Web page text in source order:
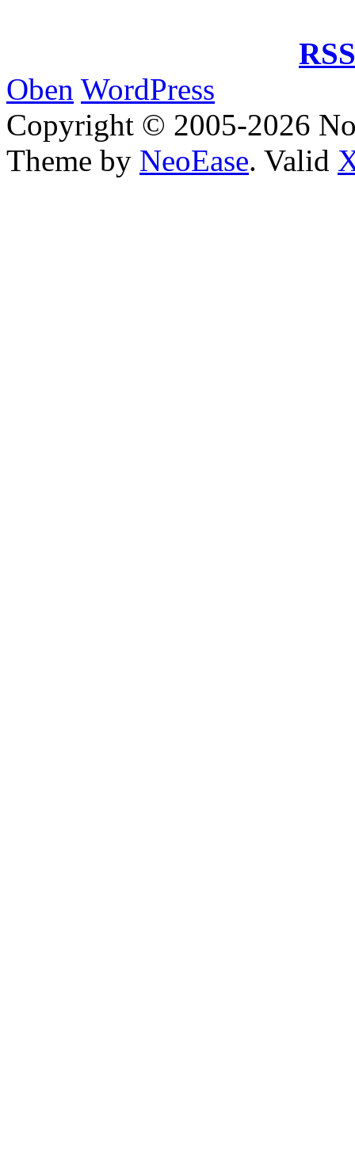
Oben WordPress
Copyright © 2005-2026
Theme by NeoEase. Valid